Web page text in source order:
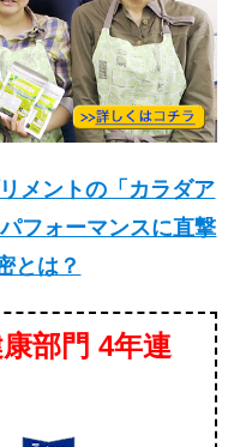
メントの「カラダア
フォーマンスに直撃
とは？
部門 4年連